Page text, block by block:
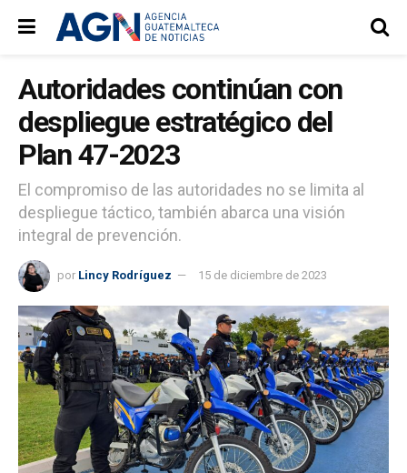
Autoridades continúan con
despliegue estratégico del
Plan 47-2023
El compromiso de las autoridades no se limita al
despliegue táctico, también abarca una visión
integral de prevención.
por Lincy Rodríguez 15 de diciembre de 2023